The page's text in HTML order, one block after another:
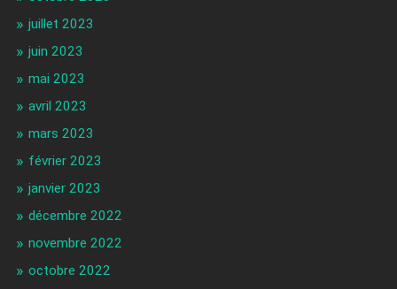
juillet 2023
juin 2023
mai 2023
avril 2023
mars 2023
février 2023
janvier 2023
décembre 2022
novembre 2022
octobre 2022